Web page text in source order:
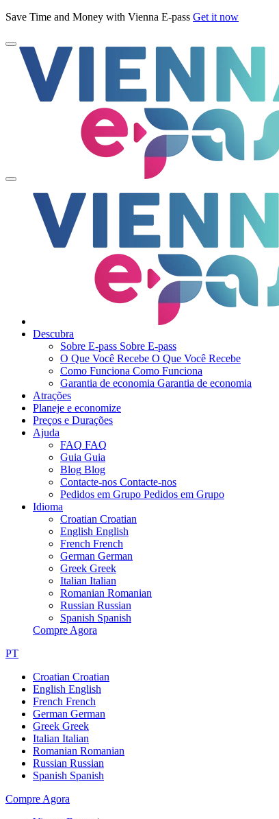
Save Time and Money with Vienna E-pass Get it now
Descubra
Sobre E-pass Sobre E-pass
O Que Você Recebe O Que Você Recebe
Como Funciona Como Funciona
Garantia de economia Garantia de economia
Atrações
Planeje e economize
Preços e Durações
Ajuda
FAQ FAQ
Guia Guia
Blog Blog
Contacte-nos Contacte-nos
Pedidos em Grupo Pedidos em Grupo
Idioma
Croatian Croatian
English English
French French
German German
Greek Greek
Italian Italian
Romanian Romanian
Russian Russian
Spanish Spanish
Compre Agora
PT
Croatian Croatian
English English
French French
German German
Greek Greek
Italian Italian
Romanian Romanian
Russian Russian
Spanish Spanish
Compre Agora